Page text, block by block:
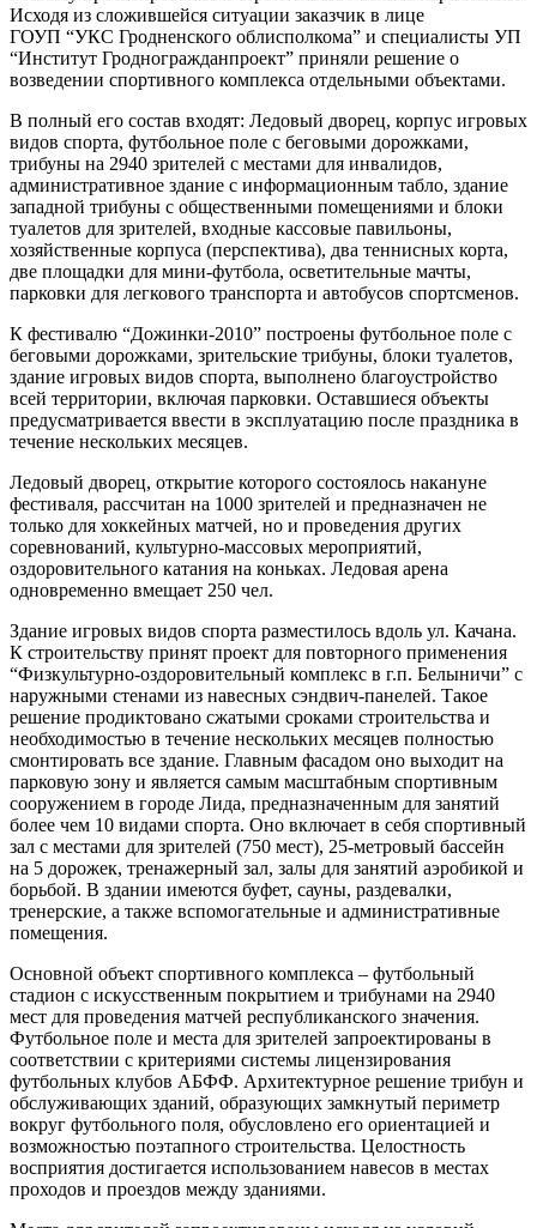
Исходя из сложившейся ситуации заказчик в лице
ГОУП “УКС Гродненского облисполкома” и специалисты УП
“Институт Гродногражданпроект” приняли решение о
возведении спортивного комплекса отдельными объектами.
В полный его состав входят: Ледовый дворец, корпус игровых
видов спорта, футбольное поле с беговыми дорожками,
трибуны на 2940 зрителей с местами для инвалидов,
административное здание с информационным табло, здание
западной трибуны с общественными помещениями и блоки
туалетов для зрителей, входные кассовые павильоны,
хозяйственные корпуса (перспектива), два теннисных корта,
две площадки для мини-футбола, осветительные мачты,
парковки для легкового транспорта и автобусов спортсменов.
К фестивалю “Дожинки-2010” построены футбольное поле с
беговыми дорожками, зрительские трибуны, блоки туалетов,
здание игровых видов спорта, выполнено благоустройство
всей территории, включая парковки. Оставшиеся объекты
предусматривается ввести в эксплуатацию после праздника в
течение нескольких месяцев.
Ледовый дворец, открытие которого состоялось накануне
фестиваля, рассчитан на 1000 зрителей и предназначен не
только для хоккейных матчей, но и проведения других
соревнований, культурно-массовых мероприятий,
оздоровительного катания на коньках. Ледовая арена
одновременно вмещает 250 чел.
Здание игровых видов спорта разместилось вдоль ул. Качана.
К строительству принят проект для повторного применения
“Физкультурно-оздоровительный комплекс в г.п. Белыничи” с
наружными стенами из навесных сэндвич-панелей. Такое
решение продиктовано сжатыми сроками строительства и
необходимостью в течение нескольких месяцев полностью
смонтировать все здание. Главным фасадом оно выходит на
парковую зону и является самым масштабным спортивным
сооружением в городе Лида, предназначенным для занятий
более чем 10 видами спорта. Оно включает в себя спортивный
зал с местами для зрителей (750 мест), 25-метровый бассейн
на 5 дорожек, тренажерный зал, залы для занятий аэробикой и
борьбой. В здании имеются буфет, сауны, раздевалки,
тренерские, а также вспомогательные и административные
помещения.
Основной объект спортивного комплекса – футбольный
стадион с искусственным покрытием и трибунами на 2940
мест для проведения матчей республиканского значения.
Футбольное поле и места для зрителей запроектированы в
соответствии с критериями системы лицензирования
футбольных клубов АБФФ. Архитектурное решение трибун и
обслуживающих зданий, образующих замкнутый периметр
вокруг футбольного поля, обусловлено его ориентацией и
возможностью поэтапного строительства. Целостность
восприятия достигается использованием навесов в местах
проходов и проездов между зданиями.